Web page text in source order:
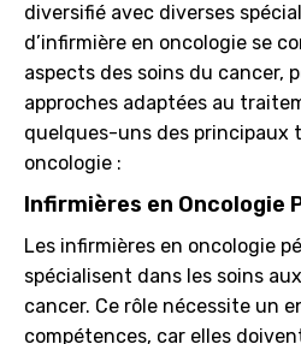
diversifié avec diverses
d’infirmière en oncologie se
aspects des soins du cancer,
approches adaptées au
quelques-uns des principaux
oncologie :
Infirmières en Oncologie
Les infirmières en oncologie
spécialisent dans les soins
cancer. Ce rôle nécessite un
compétences, car elles